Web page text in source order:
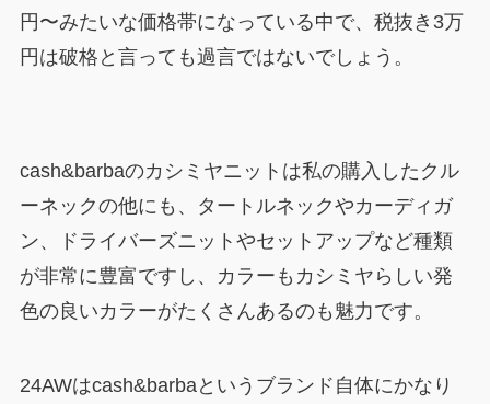
円〜みたいな価格帯になっている中で、税抜き3万
円は破格と言っても過言ではないでしょう。
cash&barbaのカシミヤニットは私の購入したクル
ーネックの他にも、タートルネックやカーディガ
ン、ドライバーズニットやセットアップなど種類
が非常に豊富ですし、カラーもカシミヤらしい発
色の良いカラーがたくさんあるのも魅力です。
24AWはcash&barbaというブランド自体にかなり